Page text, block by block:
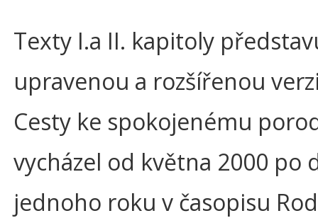
Texty I.a II. kapitoly
upravenou a rozšířenou
Cesty ke spokojenému
vycházel od května 2000 po
jednoho roku v časopisu